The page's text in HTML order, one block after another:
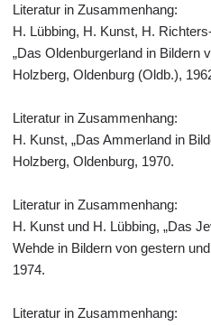
Literatur in Zusammenhang:
H. Lübbing, H. Kunst, H.
„Das Oldenburgerland in Bildern
Holzberg, Oldenburg (Oldb.),
Literatur in Zusammenhang:
H. Kunst, „Das Ammerland in
Holzberg, Oldenburg, 1970.
Literatur in Zusammenhang:
H. Kunst und H. Lübbing, „Das
Wehde in Bildern von gestern
1974.
Literatur in Zusammenhang: